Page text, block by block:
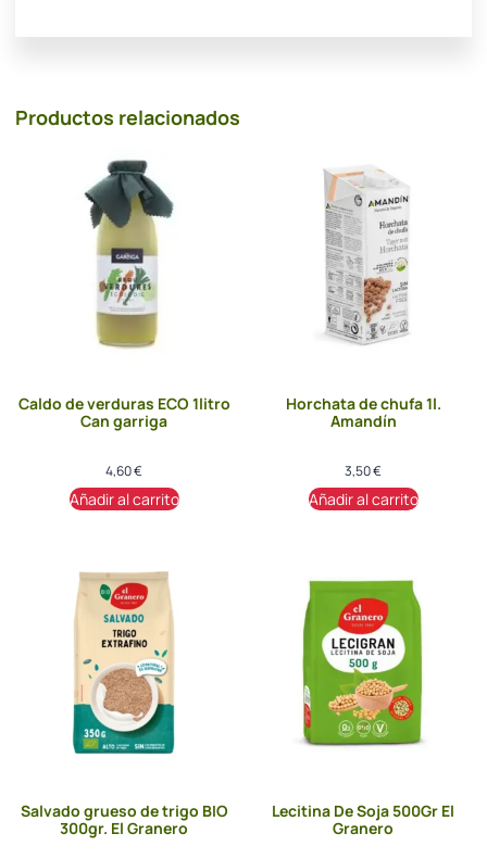
Productos relacionados
Caldo de verduras ECO 1litro
Can garriga
4,60€
Añadir al carrito
Horchata de chufa 1l.
Amandín
3,50€
Añadir al carrito
Salvado grueso de trigo BIO
300gr. El Granero
Lecitina De Soja 500Gr El
Granero